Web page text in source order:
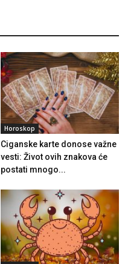
Horoskop
Ciganske karte donose važne
vesti: Život ovih znakova će
postati mnogo...